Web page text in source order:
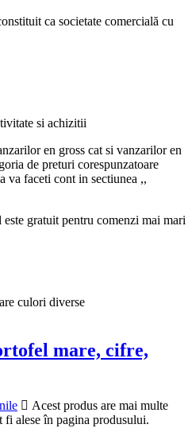
ca societate comercială cu
si achizitii
en gross cat si vanzarilor en
de preturi corespunzatoare
va faceti cont in sectiunea ,,
gratuit pentru comenzi mai mari
mare, cifre,
Acest produs are mai multe
alese în pagina produsului.